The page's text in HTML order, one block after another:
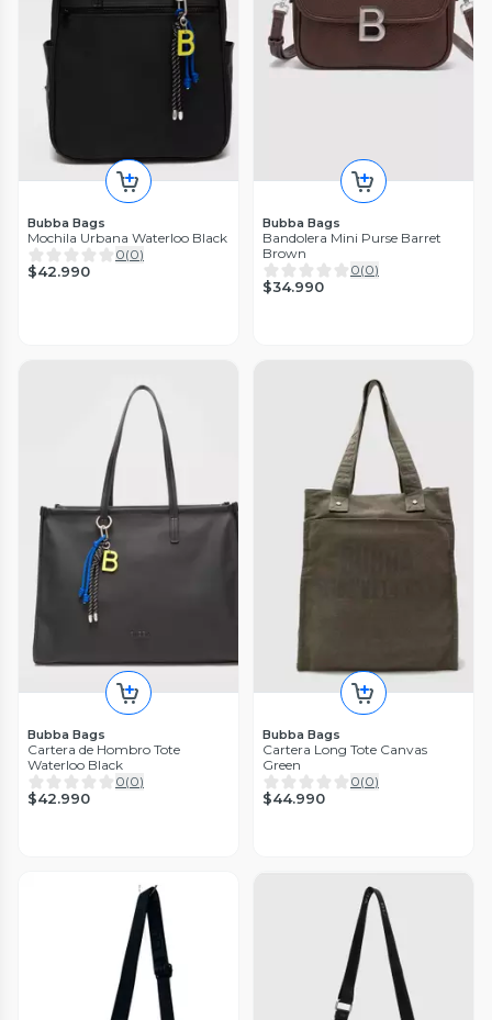
Bubba Bags
Mochila Urbana Waterloo Black
0(0)
$42.990
Bubba Bags
Bandolera Mini Purse Barret
Brown
0(0)
$34.990
Bubba Bags
Cartera de Hombro Tote
Waterloo Black
0(0)
$42.990
Bubba Bags
Cartera Long Tote Canvas
Green
0(0)
$44.990